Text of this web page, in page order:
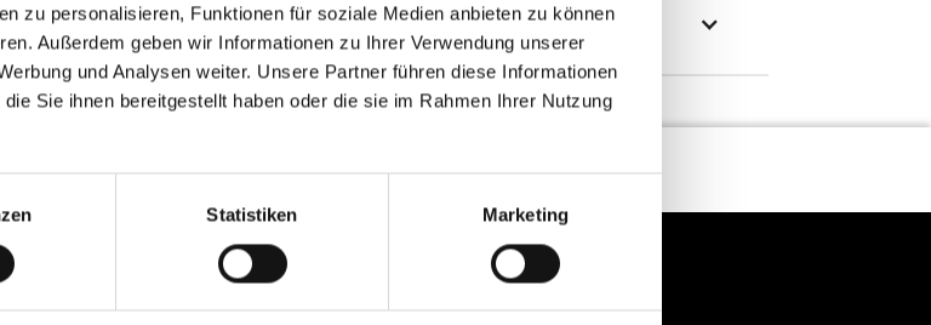
zu personalisieren, Funktionen für soziale Medien anbieten zu können
Außerdem geben wir Informationen zu Ihrer Verwendung unserer
und Analysen weiter. Unsere Partner führen diese Informationen
Sie ihnen bereitgestellt haben oder die sie im Rahmen Ihrer Nutzung
Statistiken Marketing
Chancen & Risiken
FAQ